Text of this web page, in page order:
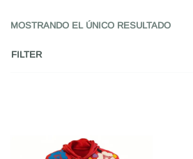
MOSTRANDO EL ÚNICO RESULTADO
FILTER